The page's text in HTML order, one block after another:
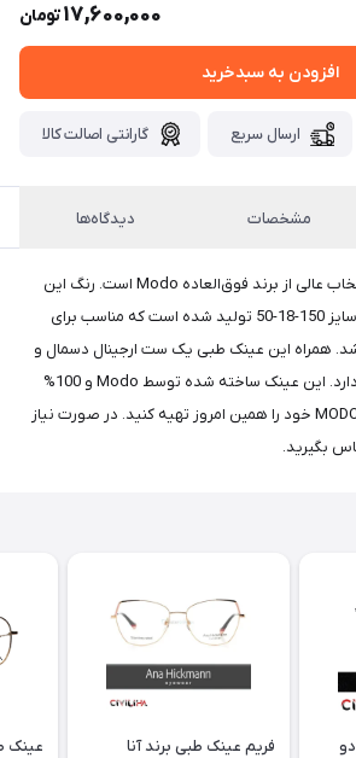
17,600,000تومان
افزودن به سبدخرید
ارسال سریع گارانتی اصالت کالا
مشخصات دیدگاه‌ها
عینک MODO 6503 یک انتخاب عالی از برند فوق‌العاده Modo است. رنگ این
عینک طبی سبز بوده و در سایز 150-18-50 تولید شده است که مناسب برای
همراه این عینک طبی یک ست ارجینال دسمال و
قاب عینک MODO نیز قرار دارد. این عینک‌ ساخته شده توسط Modo و 100%
اصل هستند. عینک MODO 6503 خود را همین امروز تهیه کنید. در صورت نیاز
بگیرید.
فریم عینک طبی برند آنا
عینک